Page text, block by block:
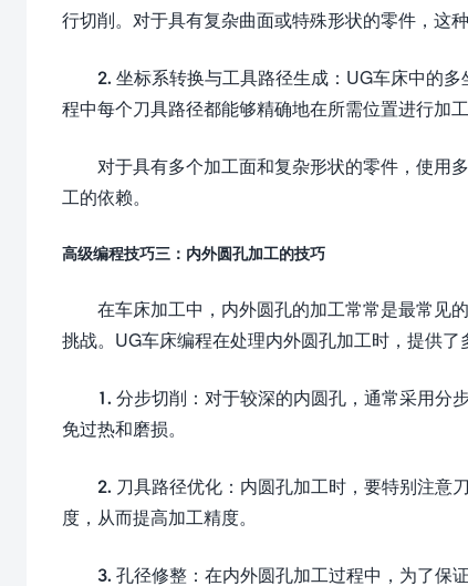
行切削。对于具有复杂曲面或特殊形状的零件，这
2. 坐标系转换与工具路径生成：UG车床中的
程中每个刀具路径都能够精确地在所需位置进行加工
对于具有多个加工面和复杂形状的零件，使用
工的依赖。
高级编程技巧三：内外圆孔加工的技巧
在车床加工中，内外圆孔的加工常常是最常见
挑战。UG车床编程在处理内外圆孔加工时，提供了
1. 分步切削：对于较深的内圆孔，通常采用分
免过热和磨损。
2. 刀具路径优化：内圆孔加工时，要特别注意
度，从而提高加工精度。
3. 孔径修整：在内外圆孔加工过程中，为了保